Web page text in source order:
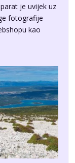
je uvijek uz
fotografije
kao